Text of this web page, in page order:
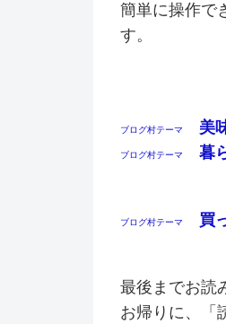
簡単に操作で
す。
ブログ村テーマ 美
ブログ村テーマ 暮
ブログ村テーマ 買
最後までお読
お帰りに、「